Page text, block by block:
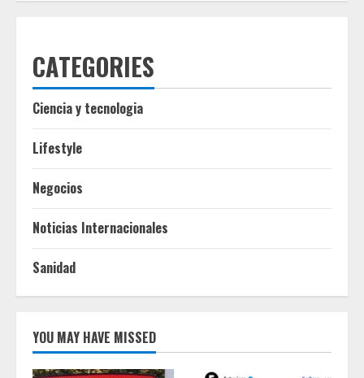
CATEGORIES
Ciencia y tecnologia
Lifestyle
Negocios
Noticias Internacionales
Sanidad
YOU MAY HAVE MISSED